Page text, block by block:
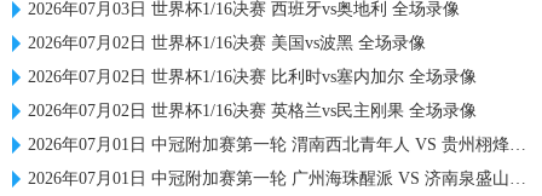
2026年07月03日 世界杯1/16决赛 西班牙vs奥地利 全场录像
2026年07月02日 世界杯1/16决赛 美国vs波黑 全场录像
2026年07月02日 世界杯1/16决赛 比利时vs塞内加尔 全场录像
2026年07月02日 世界杯1/16决赛 英格兰vs民主刚果 全场录像
2026年07月01日 中冠附加赛第一轮 渭南西北青年人 VS 贵州栩烽棠 全场录像
2026年07月01日 中冠附加赛第一轮 广州海珠醒派 VS 济南泉盛山大 全场录像